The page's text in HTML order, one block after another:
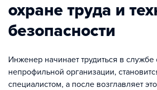
охране труда и
безопасности
Инженер начинает трудиться в службе
непрофильной организации,
специалистом, а после возглавляет